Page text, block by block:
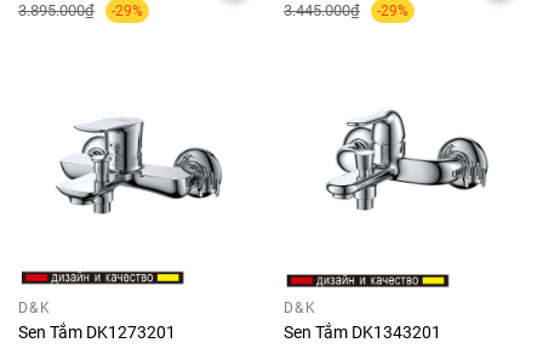
3.895.000₫ -29% 3.445.000₫ -29%
D&K
Sen Tắm DK1273201
D&K
Sen Tắm DK1343201